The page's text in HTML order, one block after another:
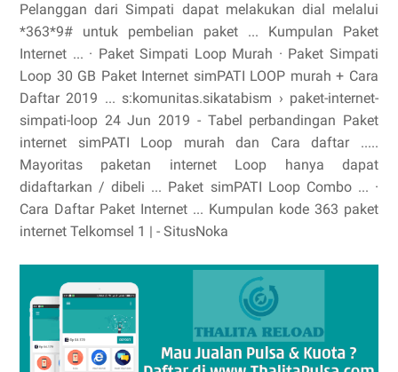
Pelanggan dari Simpati dapat melakukan dial melalui
*363*9# untuk pembelian paket ... ‎Kumpulan Paket
Internet ... · ‎Paket Simpati Loop Murah · ‎Paket Simpati
Loop 30 GB Paket Internet simPATI LOOP murah + Cara
Daftar 2019 ... s:komunitas.sikatabism › paket-internet-
simpati-loop 24 Jun 2019 - Tabel perbandingan Paket
internet simPATI Loop murah dan Cara daftar .....
Mayoritas paketan internet Loop hanya dapat
didaftarkan / dibeli ... ‎Paket simPATI Loop Combo ... ·
‎Cara Daftar Paket Internet ... Kumpulan kode 363 paket
internet Telkomsel 1 | - SitusNoka